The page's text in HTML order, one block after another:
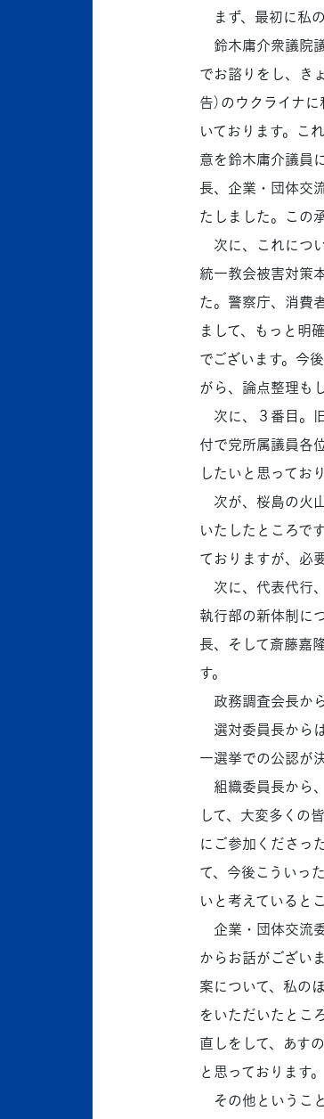
まず、最初に私
鈴木庸介衆議院
でお諮りをし、き
告）のウクライナ
いております。こ
意を鈴木庸介議員
長、企業・団体交
たしました。この
次に、これにつ
統一教会被害対策
た。警察庁、消費
まして、もっと明
でございます。今
がら、論点整理も
次に、３番目。
付で党所属議員各
したいと思ってお
次が、桜島の火
いたしたところで
ておりますが、必
次に、代表代行
執行部の新体制に
長、そして斎藤嘉
す。
政務調査会長か
選対委員長から
一選挙での公認が
組織委員長から
して、大変多くの
にご参加くださっ
て、今後こういっ
いと考えていると
企業・団体交流
からお話がござい
案について、私の
をいただいたとこ
直しをして、あす
と思っております。
その他というこ